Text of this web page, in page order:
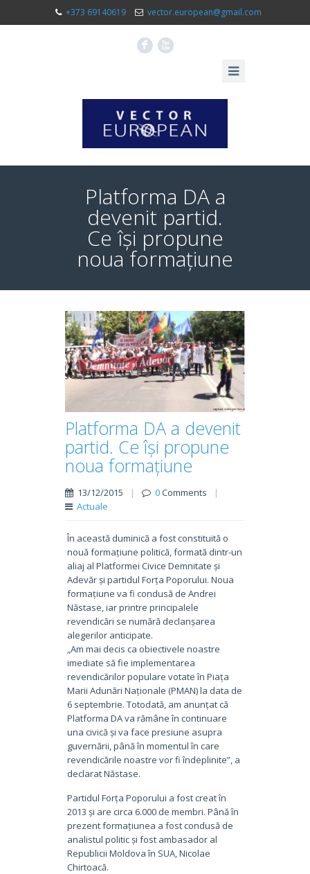
+373 69140619 vector.european@gmail.com
F X
Platforma DA a
devenit partid.
Ce își propune
noua formațiune
Platforma DA a devenit
partid. Ce își propune
noua formațiune
13/12/2015 | 0Comments
|
Actuale
În această duminică a fost constituită o
nouă formațiune politică, formată dintr-un
aliaj al Platformei Civice Demnitate și
Adevăr și partidul Forța Poporului. Noua
formațiune va fi condusă de Andrei
Năstase, iar printre principalele
revendicări se numără declanșarea
alegerilor anticipate.
„Am mai decis ca obiectivele noastre
imediate să fie implementarea
revendicărilor populare votate în Piața
Marii Adunări Naționale (PMAN) la data de
6 septembrie. Totodată, am anunțat că
Platforma DA va rămâne în continuare
una civică și va face presiune asupra
guvernării, până în momentul în care
revendicările noastre vor fi îndeplinite”, a
declarat Năstase.
Partidul Forța Poporului a fost creat în
2013 și are circa 6.000 de membri. Până în
prezent formațiunea a fost condusă de
analistul politic și fost ambasador al
Republicii Moldova în SUA, Nicolae
Chirtoacă.